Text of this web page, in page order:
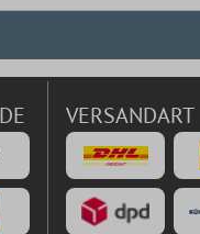
VERSANDART